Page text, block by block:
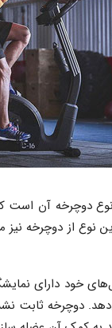
نوع دوچرخه آن
نوع از دوچرخه
خود دارای
دوچرخه ثابت